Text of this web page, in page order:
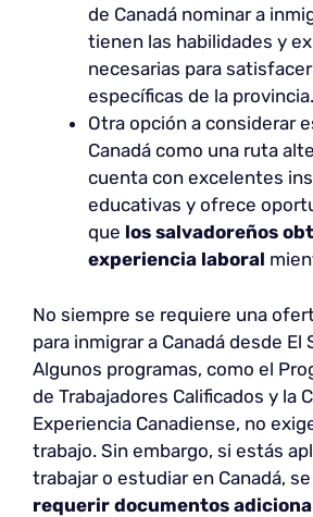
de Canadá nominar a
tienen las habilidades y
necesarias para
específicas de la provincia.
Otra opción a considerar
Canadá como una ruta
cuenta con excelentes
educativas y ofrece
que los salvadoreños
experiencia laboral
No siempre se requiere una
para inmigrar a Canadá desde El
Algunos programas, como el
de Trabajadores Calificados y la
Experiencia Canadiense, no
trabajo. Sin embargo, si estás
trabajar o estudiar en Canadá,
requerir documentos